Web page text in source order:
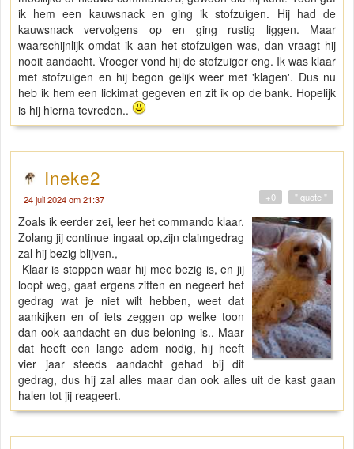
ik hem een kauwsnack en ging ik stofzuigen. Hij had de
kauwsnack vervolgens op en ging rustig liggen. Maar
waarschijnlijk omdat ik aan het stofzuigen was, dan vraagt hij
nooit aandacht. Vroeger vond hij de stofzuiger eng. Ik was klaar
met stofzuigen en hij begon gelijk weer met 'klagen'. Dus nu
heb ik hem een lickimat gegeven en zit ik op de bank. Hopelijk
is hij hierna tevreden..
Ineke2
24 juli 2024 om 21:37 " quote "
+0
Zoals ik eerder zei, leer het commando klaar.
Zolang jij continue ingaat op,zijn claimgedrag
zal hij bezig blijven.,
Klaar is stoppen waar hij mee bezig is, en jij
loopt weg, gaat ergens zitten en negeert het
gedrag wat je niet wilt hebben, weet dat
aankijken en of iets zeggen op welke toon
dan ook aandacht en dus beloning is.. Maar
dat heeft een lange adem nodig, hij heeft
vier jaar steeds aandacht gehad bij dit
gedrag, dus hij zal alles maar dan ook alles uit de kast gaan
halen tot jij reageert.